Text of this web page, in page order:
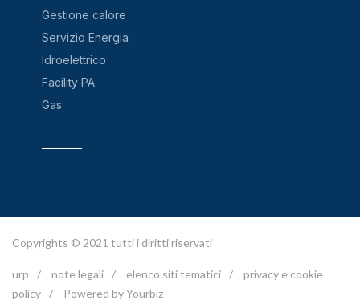
Gestione calore
Servizio Energia
Idroelettrico
Facility PA
Gas
Copyrights © 2021 tutti i diritti riservati
urp / note legali / elenco siti tematici /
privacy e cookie
policy / Powered by Yourbiz